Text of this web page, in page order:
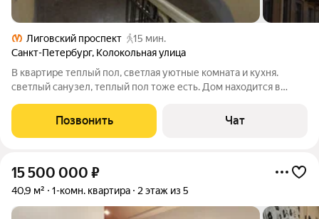
Лиговский проспект
15 мин.
Санкт-Петербург, Колокольная улица
В квартире теплый пол, светлая уютные комната и кухня.
светлый санузел, теплый пол тоже есть. Дом находится в
мин Достоевская - 5 мин. Маяковская - 8-10 минут Вокруг
множество магазинов и
Позвонить Чат
15 500 000 ₽
40,9 м² 1-комн. квартира 2 этаж из 5